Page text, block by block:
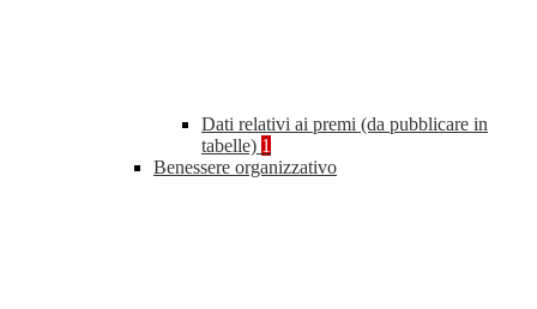
Dati relativi ai premi (da pubblicare in
tabelle) 1
Benessere organizzativo